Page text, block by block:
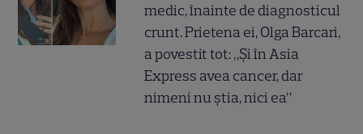
medic, înainte de diagnosticul
crunt. Prietena ei, Olga Barcari,
a povestit tot: „Și în Asia
Express avea cancer, dar
nimeni nu știa, nici ea”